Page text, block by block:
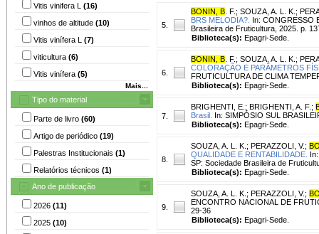
Vitis vinifera L (16)
vinhos de altitude (10)
Vitis vinífera L (7)
viticultura (6)
Vitis vinífera (5)
Mais...
Tipo do material
Parte de livro (60)
Artigo de periódico (19)
Palestras Institucionais (1)
Relatórios técnicos (1)
Ano de publicação
2026 (11)
2025 (10)
5.
BONIN, B . F. ; SOUZA, A. L. K. ;
BRS MELODIA?. In: CONGRESSO
Brasileira de Fruticultura, 2025. p.
Biblioteca(s): Epagri-Sede.
6.
BONIN, B . F. ; SOUZA, A. L. K. ;
COLORAÇÃO E PARÂMETROS
FRUTICULTURA DE CLIMA
Biblioteca(s): Epagri-Sede.
7.
BRIGHENTI, E. ; BRIGHENTI, A. F. ;
Brasil. In: SIMPÓSIO SUL
Biblioteca(s): Epagri-Sede.
8.
SOUZA, A. L. K. ; PERAZZOLI, V.;
QUALIDADE E RENTABILIDADE.
SP: Sociedade Brasileira de
Biblioteca(s): Epagri-Sede.
9.
SOUZA, A. L. K. ; PERAZZOLI, V.;
ENCONTRO NACIONAL DE
29-36
Biblioteca(s): Epagri-Sede.